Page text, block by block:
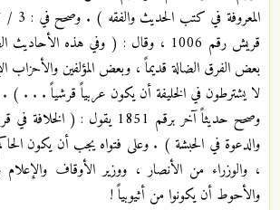
قريش رقم 1006 ، وقال : ( وفي هذه
بعض الفرق الضالة قديماً ، وبعض المؤلفين والأحزاب
لا يشترطون في الخليفة أن يكون عربياً قرشياً . . . ) .
وصحح حديثاً آخر برقم 1851 يقول : (
والدعوة في الحبشة ) . وعلى فتواه يجب أن يكون
، والوزراء من الأنصار ، ووزير الأوقاف والإعلام
والأحوط أن يكونوا من أثيوبياً !